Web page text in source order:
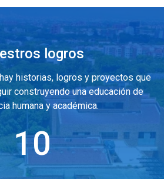
logros
historias, logros y proyectos que
construyendo una educación de
humana y académica.
10